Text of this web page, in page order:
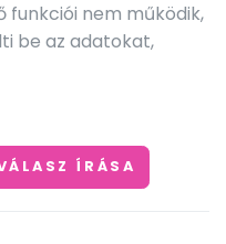
funkciói nem működik,
be az adatokat,
ÍRÁSA